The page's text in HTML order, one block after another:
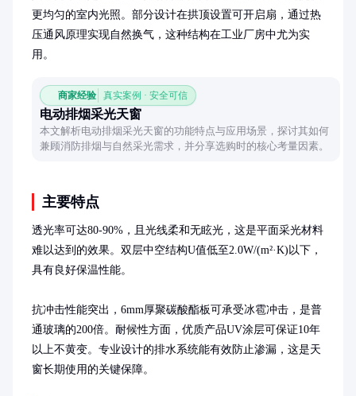
更均匀的室内光照。部分设计在拱顶设置可开启扇，通过热
压通风原理实现自然换气，这种结构在工业厂房中尤为实
用。
商家经验 真实案例 · 安全可信
电动排烟采光天窗
本文解析电动排烟采光天窗的功能特点与应用场景，探讨其如何
兼顾消防排烟与自然采光需求，并分享选购时的核心考量因素。
主要特点
透光率可达80-90%，且光线柔和无眩光，这是平面采光材料
难以达到的效果。双层中空结构U值低至2.0W/(m²·K)以下，
具有良好保温性能。
抗冲击性能突出，6mm厚聚碳酸酯板可承受冰雹冲击，是普
通玻璃的200倍。耐候性方面，优质产品UV涂层可保证10年
以上不黄变。专业设计的排水系统能有效防止渗漏，这是天
窗长期使用的关键保障。